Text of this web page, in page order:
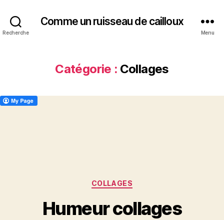
Recherche
Comme un ruisseau de cailloux
Menu
Catégorie : Collages
Catégories
COLLAGES
Humeur collages